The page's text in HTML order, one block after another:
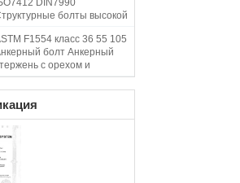
DIN7990
болты высокой
F1554 класс 36 55 105
болт Анкерный
с орехом и